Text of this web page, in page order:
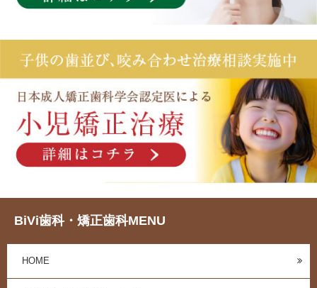
BiVi歯科・矯正歯科MENU
HOME